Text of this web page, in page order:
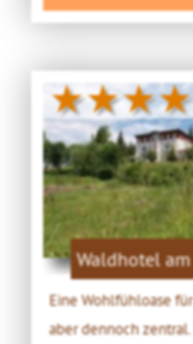
★★★★
Waldhotel
Eine Wohlfühloase
aber dennoch